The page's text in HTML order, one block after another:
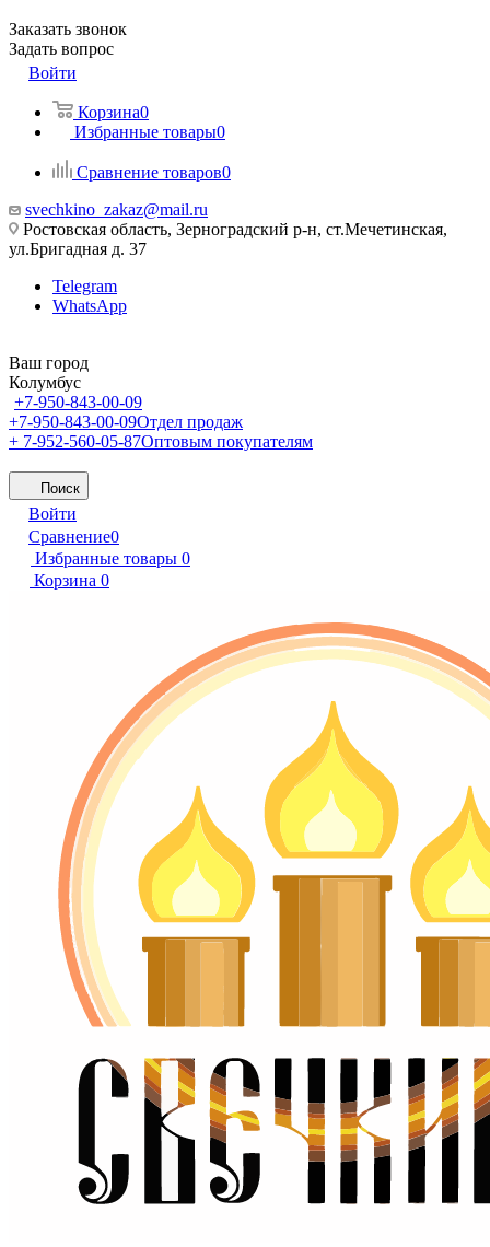
Заказать звонок
Задать вопрос
Войти
Корзина0
Избранные товары0
Сравнение товаров0
svechkino_zakaz@mail.ru
Ростовская область, Зерноградский р-н, ст.Мечетинская,
ул.Бригадная д. 37
Telegram
WhatsApp
Ваш город
Колумбус
+7-950-843-00-09
+7-950-843-00-09Отдел продаж
+ 7-952-560-05-87Оптовым покупателям
Поиск
Войти
Сравнение0
Избранные товары 0
Корзина 0